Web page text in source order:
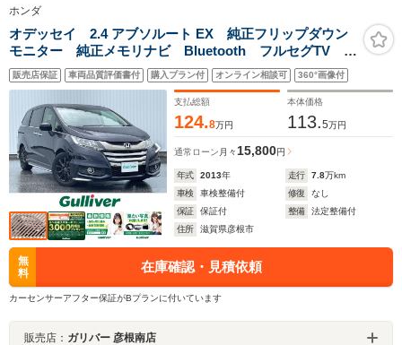
ホンダ
オデッセイ 2.4 アブソルート EX 純正フリップダウン
モニター 純正メモリナビ Bluetooth フルセグTV
CD DVD 全方位カメラ ブラインドスポットモニタ
ー 革シート シートヒーター(前席) オットマン スマ
ートキー ETC
販売店保証 車両品質評価書付 購入プラン付 オンライン相談可 360°画像付
支払総額
124.8万円
本体価格
113.5万円
通常ローン 月々 15,800円
年式 2013年 走行 7.8万km
車検
車検整備付 修復
なし
保証
保証付 整備
法定整備付
住所
滋賀県彦根市
無
料
在庫確認・見積依頼
カーセンサーアフター保証がBプランに付いています
販売店： ガリバー 彦根南店